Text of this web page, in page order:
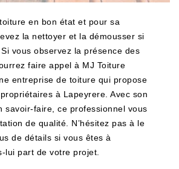
en bon état et pour sa
la nettoyer et la démousser si
vous observez la présence des
faire appel à MJ Toiture
entreprise de toiture qui propose
à Lapeyrere. Avec son
savoir-faire, ce professionnel vous
de qualité. N’hésitez pas à le
de détails si vous êtes à
lui part de votre projet.